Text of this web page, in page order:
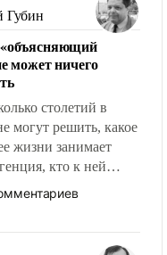
знанием,
политика имеет
на порог
Губин
может ничего
столетий в
могут решить, какое
жизни занимает
кто к ней
а кого из нее
с правом
от просто